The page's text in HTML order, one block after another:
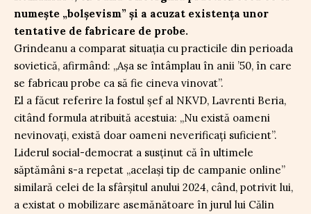
numește „bolșevism” și a acuzat existența unor
tentative de fabricare de probe.
Grindeanu a comparat situația cu practicile din perioada
sovietică, afirmând: „Așa se întâmplau în anii ’50, în care
se fabricau probe ca să fie cineva vinovat”.
El a făcut referire la fostul șef al NKVD, Lavrenti Beria,
citând formula atribuită acestuia: „Nu există oameni
nevinovați, există doar oameni neverificați suficient”.
Liderul social-democrat a susținut că în ultimele
săptămâni s-a repetat „același tip de campanie online”
similară celei de la sfârșitul anului 2024, când, potrivit lui,
a existat o mobilizare asemănătoare în jurul lui Călin